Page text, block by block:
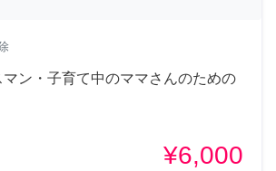
ン・子育て中のママさんのための
¥6,000